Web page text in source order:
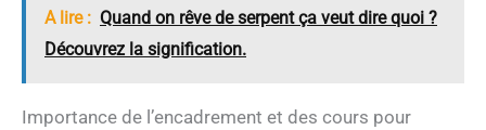
A lire : Quand on rêve de serpent ça veut dire quoi ?
Découvrez la signification.
Importance de l’encadrement et des cours pour